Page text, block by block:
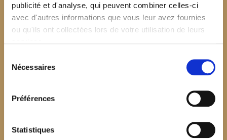
publicité et d'analyse, qui peuvent combiner celles-ci
avec d'autres informations que vous leur avez fournies
ou qu'ils ont collectées lors de votre utilisation de leurs
Nécessaires
Préférences
Statistiques